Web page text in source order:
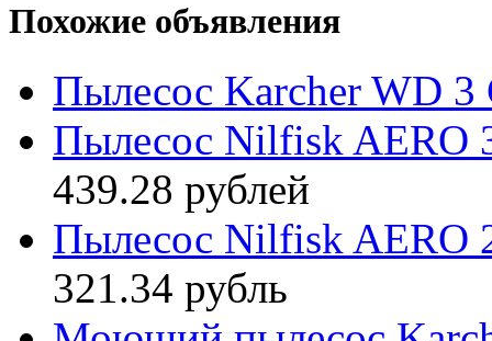
Похожие объявления
Пылесос Karcher WD 3
Пылесос Nilfisk AERO
439.28 рублей
Пылесос Nilfisk AERO
321.34 рубль